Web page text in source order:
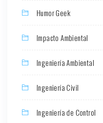
Humor Geek
Impacto Ambiental
Ingeniería Ambiental
Ingeniería Civil
Ingeniería de Control